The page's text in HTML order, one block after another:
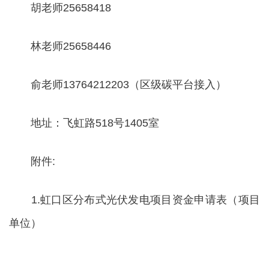
胡老师25658418
林老师25658446
俞老师13764212203（区级碳平台接入）
地址：飞虹路518号1405室
附件:
1.虹口区分布式光伏发电项目资金申请表（项目
单位）